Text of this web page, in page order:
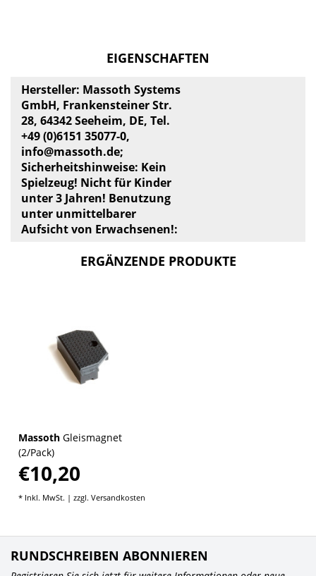
EIGENSCHAFTEN
Hersteller: Massoth Systems
GmbH, Frankensteiner Str.
28, 64342 Seeheim, DE, Tel.
+49 (0)6151 35077-0,
info@massoth.de;
Sicherheitshinweise: Kein
Spielzeug! Nicht für Kinder
unter 3 Jahren! Benutzung
unter unmittelbarer
Aufsicht von Erwachsenen!:
ERGÄNZENDE PRODUKTE
Massoth Gleismagnet
(2/Pack)
€10,20
* Inkl. MwSt. | zzgl. Versandkosten
RUNDSCHREIBEN ABONNIEREN